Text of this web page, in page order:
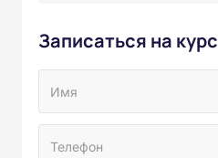
Записаться на курс